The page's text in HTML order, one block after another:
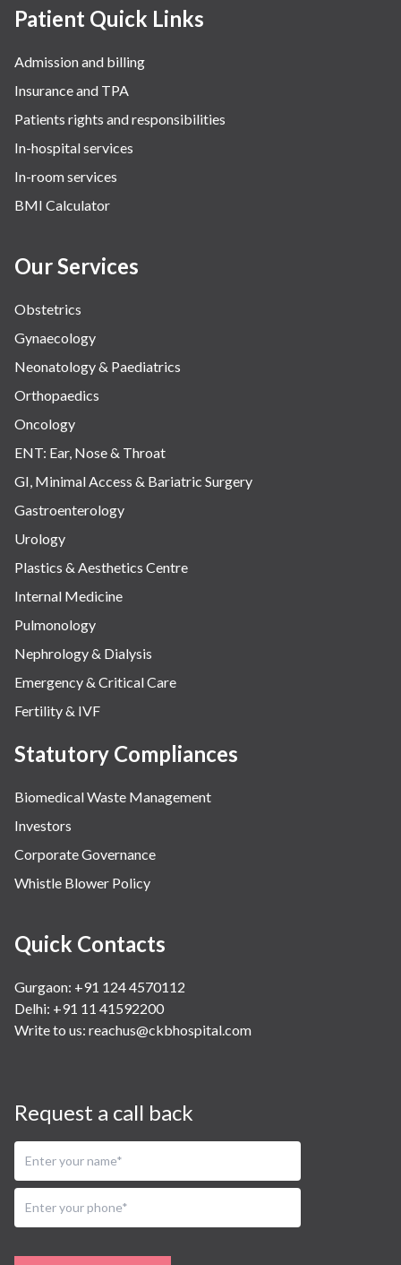
Patient Quick Links
Admission and billing
Insurance and TPA
Patients rights and responsibilities
In-hospital services
In-room services
BMI Calculator
Our Services
Obstetrics
Gynaecology
Neonatology & Paediatrics
Orthopaedics
Oncology
ENT: Ear, Nose & Throat
GI, Minimal Access & Bariatric Surgery
Gastroenterology
Urology
Plastics & Aesthetics Centre
Internal Medicine
Pulmonology
Nephrology & Dialysis
Emergency & Critical Care
Fertility & IVF
Statutory Compliances
Biomedical Waste Management
Investors
Corporate Governance
Whistle Blower Policy
Quick Contacts
Gurgaon: +91 124 4570112
Delhi: +91 11 41592200
Write to us: reachus@ckbhospital.com
Request a call back